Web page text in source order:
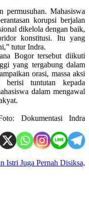
permusuhan. Mahasiswa
korupsi berjalan
dikelola dengan baik,
konstitusi. Itu yang
tutur Indra.
Bogor tersebut diikuti
yang tergabung dalam
orasi, massa aksi
berisi tuntutan kepada
dalam mengawal
Dokumentasi Indra
Istri Juga Pernah Disiksa,